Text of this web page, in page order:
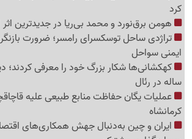
کرد
هومن برق‌نورد و محمد بی‌ریا در جدیدترین اثر
تراژدی ساحل توسکسرای رامسر؛ ضرورت
ایمنی سواحل
ساله در رئال
عملیات یگان حفاظت منابع طبیعی علیه
کرمانشاه
ایران و چین به‌دنبال جهش همکاری‌های